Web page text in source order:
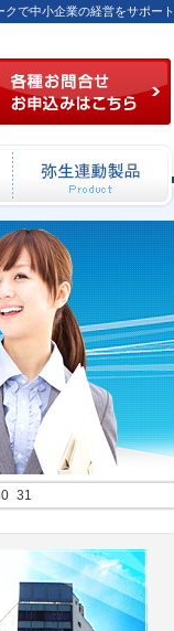
で中小企業の経営をサポート
31
弥生でクラウド